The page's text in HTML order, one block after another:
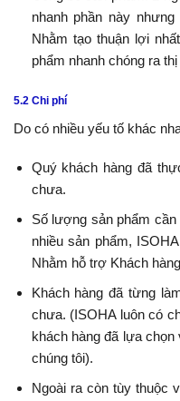
nhanh phần này
Nhằm tạo thuận lợi
phẩm nhanh chóng ra
5.2 Chi phí
Do có nhiều yếu tố khác
Quý khách hàng đã
chưa.
Số lượng sản phẩm
nhiều sản phẩm,
Nhằm hỗ trợ Khách
Khách hàng đã từng
chưa. (ISOHAluôn có
khách hàng đã lựa
chúng tôi).
Ngoài ra còn tùy thuộc